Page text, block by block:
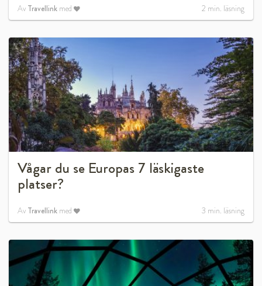
Av Travellink med 2 min. läsning
Vågar du se Europas 7 läskigaste
platser?
Av Travellink med 3 min. läsning